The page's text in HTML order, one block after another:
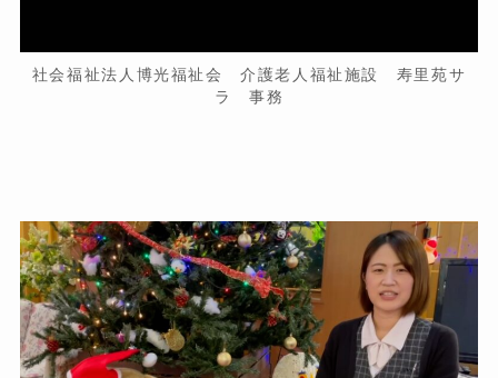
社会福祉法人博光福祉会 介護老人福祉施設 寿里苑サ
ラ 事務